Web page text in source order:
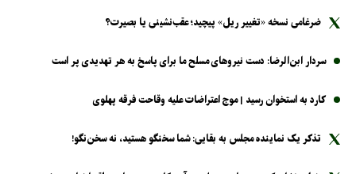
ضرغامی نسخه «تغییر ریل» پیچید؛ عقب‌نشینی یا بصیرت؟
سردار ابن‌الرضا: دست نیرو‌های مسلح ما برای پاسخ به هر تهدیدی پر است
کارد به استخوان رسید | موج اعتراضات علیه وقاحت فرقه پهلوی
تذکر یک نماینده مجلس به بقایی: شما سخنگو هستید، نه سخن‌نگو!